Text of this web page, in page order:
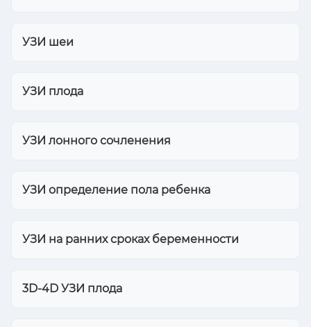
УЗИ шеи
УЗИ плода
УЗИ лонного сочленения
УЗИ определение пола ребенка
УЗИ на ранних сроках беременности
3D-4D УЗИ плода